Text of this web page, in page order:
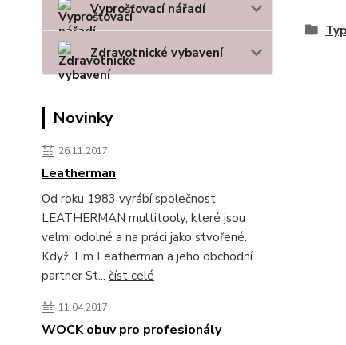
Vyprošťovací nářadí
Zdravotnické vybavení
Novinky
26.11.2017
Leatherman
Od roku 1983 vyrábí společnost
LEATHERMAN multitooly, které jsou
velmi odolné a na práci jako stvořené.
Když Tim Leatherman a jeho obchodní
partner St... číst celé
11.04.2017
WOCK obuv pro profesionály